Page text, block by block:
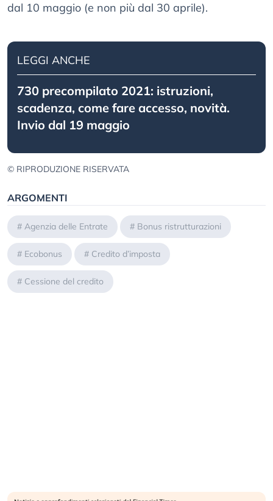
dal 10 maggio (e non più dal 30 aprile).
LEGGI ANCHE
730 precompilato 2021: istruzioni,
scadenza, come fare accesso, novità.
Invio dal 19 maggio
© RIPRODUZIONE RISERVATA
ARGOMENTI
# Agenzia delle Entrate # Bonus ristrutturazioni
# Ecobonus # Credito d’imposta
# Cessione del credito